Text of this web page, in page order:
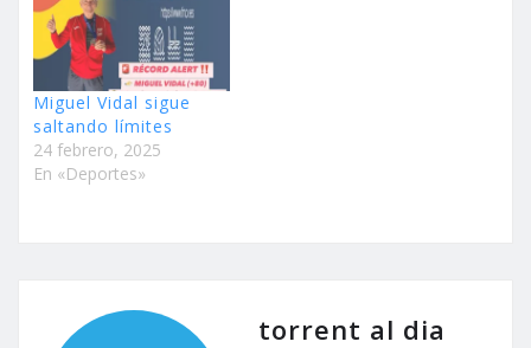
Miguel Vidal sigue
saltando límites
24 febrero, 2025
En «Deportes»
torrent al dia